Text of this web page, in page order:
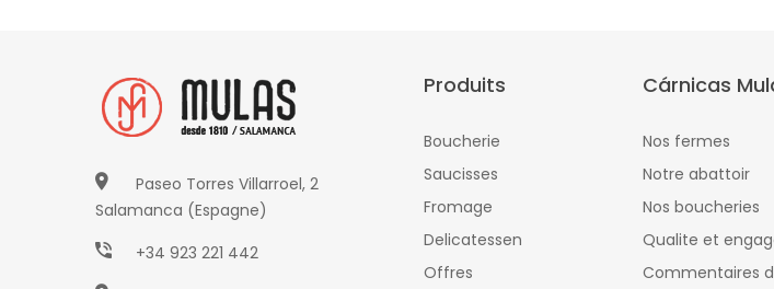
Paseo Torres Villarroel, 2
Salamanca (Espagne)
+34 923 221 442
Produits
Boucherie
Saucisses
Fromage
Delicatessen
Offres
Cárnicas
Nos fermes
Notre abattoir
Nos boucheries
Qualite et
Commentaires